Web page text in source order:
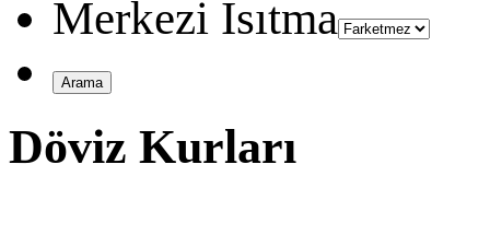
Merkezi Isıtma
Döviz Kurları